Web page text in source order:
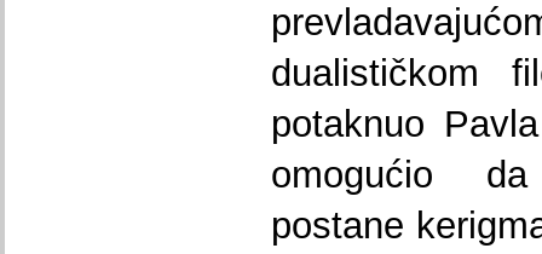
dualističkom
potaknuo
omogućio
postane